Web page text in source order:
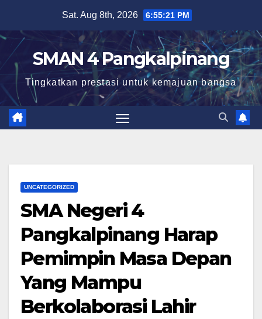
content
Sat. Aug 8th, 2026 6:55:22 PM
SMAN 4 Pangkalpinang
Tingkatkan prestasi untuk kemajuan bangsa
UNCATEGORIZED
SMA Negeri 4
Pangkalpinang Harap
Pemimpin Masa Depan
Yang Mampu
Berkolaborasi Lahir